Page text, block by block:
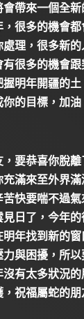
帶來一個全
很多的機會都
理，很多新
很多的機會
明年開疆的
的目標，加油
要恭喜你脫
滿來至外界
快要喘不過
日了，今年
年找到新的
與困擾，所
有太多狀況
祝福屬蛇的